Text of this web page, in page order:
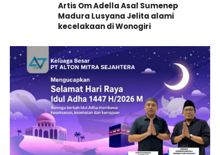
Artis Om Adella Asal Sumenep
Madura Lusyana Jelita alami
kecelakaan di Wonogiri